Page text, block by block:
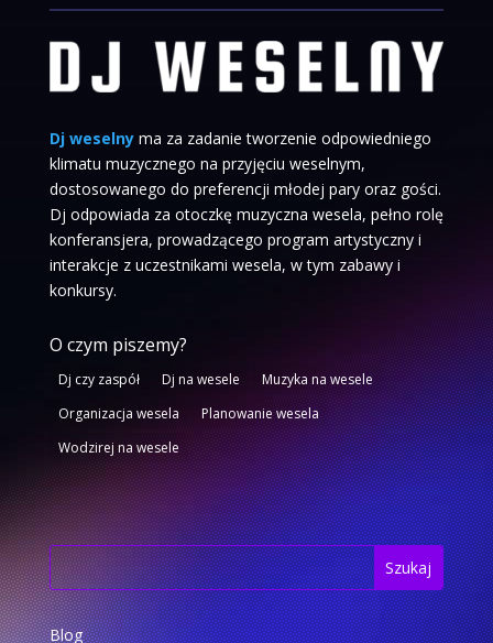
Dj weselnyma za zadanie tworzenie odpowiedniego
klimatu muzycznego na przyjęciu weselnym,
dostosowanego do preferencji młodej pary oraz gości.
Dj odpowiada za otoczkę muzyczna wesela, pełno rolę
konferansjera, prowadzącego program artystyczny i
interakcje z uczestnikami wesela, w tym zabawy i
konkursy.
O czym piszemy?
Dj czy zaspół Dj na wesele
Muzyka na wesele
Organizacja wesela
Planowanie wesela
Wodzirej na wesele
Blog